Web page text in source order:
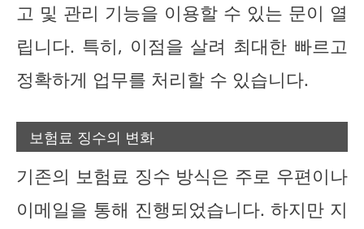
고 및 관리 기능을 이용할 수 있는 문이 열
립니다. 특히, 이점을 살려 최대한 빠르고
정확하게 업무를 처리할 수 있습니다.
보험료 징수의 변화
기존의 보험료 징수 방식은 주로 우편이나
이메일을 통해 진행되었습니다. 하지만 지